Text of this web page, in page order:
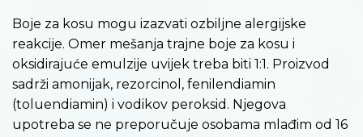
Boje za kosu mogu izazvati ozbiljne alergijske
reakcije. Omer mešanja trajne boje za kosu i
oksidirajuće emulzije uvijek treba biti 1:1. Proizvod
sadrži amonijak, rezorcinol, fenilendiamin
(toluendiamin) i vodikov peroksid. Njegova
upotreba se ne preporučuje osobama mlađim od 16